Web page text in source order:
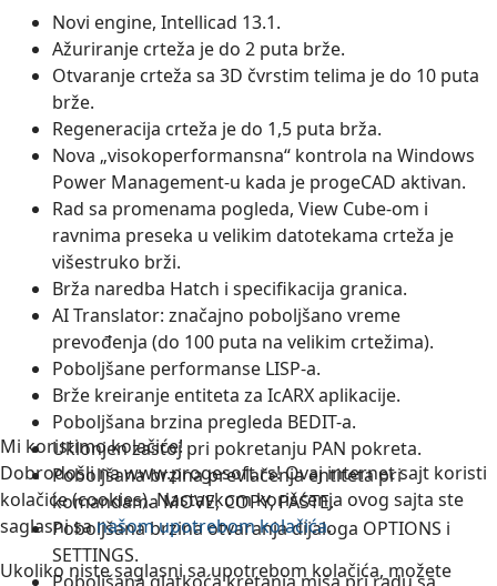
Novi engine, Intellicad 13.1.
Ažuriranje crteža je do 2 puta brže.
Otvaranje crteža sa 3D čvrstim telima je do 10 puta
brže.
Regeneracija crteža je do 1,5 puta brža.
Nova „visokoperformansna“ kontrola na Windows
Power Management-u kada je progeCAD aktivan.
Rad sa promenama pogleda, View Cube-om i
ravnima preseka u velikim datotekama crteža je
višestruko brži.
Brža naredba Hatch i specifikacija granica.
AI Translator: značajno poboljšano vreme
prevođenja (do 100 puta na velikim crtežima).
Poboljšane performanse LISP-a.
Brže kreiranje entiteta za IcARX aplikacije.
Poboljšana brzina pregleda BEDIT-a.
Uklonjen zastoj pri pokretanju PAN pokreta.
Poboljšana brzina prevlačenja entiteta pri
komandama MOVE, COPY, PASTE.
Poboljšana brzina otvaranja dijaloga OPTIONS i
SETTINGS.
Mi koristimo kolačiće!
Dobrodošli na www.progesoft.rs! Ovaj internet sajt koristi
kolačiće (cookies). Nastavkom korišćenja ovog sajta ste
saglasni sanašom upotrebom kolačića.
Ukoliko niste saglasni sa upotrebom kolačića, možete